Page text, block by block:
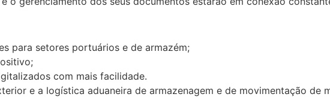
para setores portuários e de armazém;
com mais facilidade.
e a logística aduaneira de armazenagem e de movimentação de